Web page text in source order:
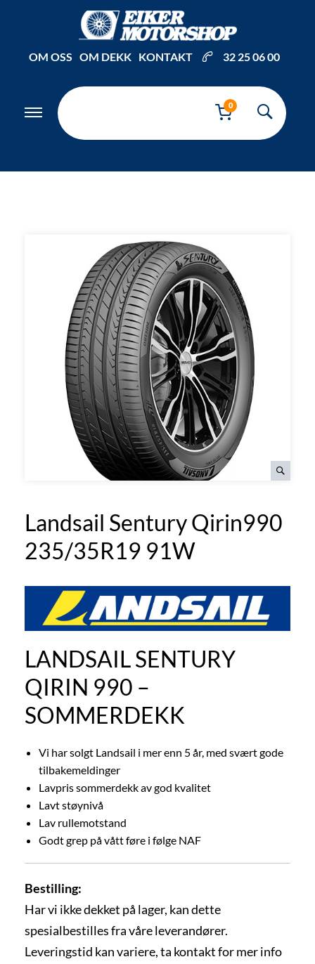
OM OSS OM DEKK KONTAKT 32 25 06 00
0
Landsail Sentury Qirin990
235/35R19 91W
LANDSAIL SENTURY
QIRIN 990 –
SOMMERDEKK
Vi har solgt Landsail i mer enn 5 år, med svært gode
tilbakemeldinger
Lavpris sommerdekk av god kvalitet
Lavt støynivå
Lav rullemotstand
Godt grep på vått føre i følge NAF
Bestilling:
Har vi ikke dekket på lager, kan dette
spesialbestilles fra våre leverandører.
Leveringstid kan variere, ta kontakt for mer info